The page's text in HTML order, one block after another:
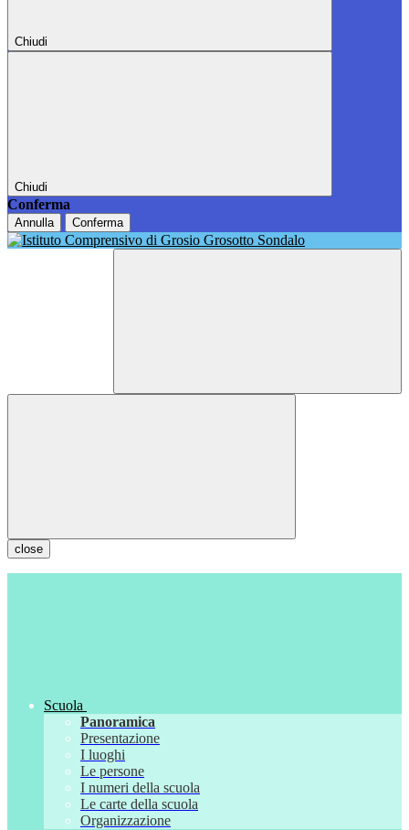
Chiudi
Chiudi
Conferma
Annulla Conferma
close
Scuola
Panoramica
Presentazione
I luoghi
Le persone
I numeri della scuola
Le carte della scuola
Organizzazione